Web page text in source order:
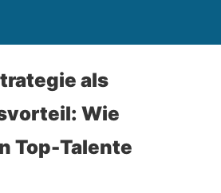
als
Wie
Top-Talente